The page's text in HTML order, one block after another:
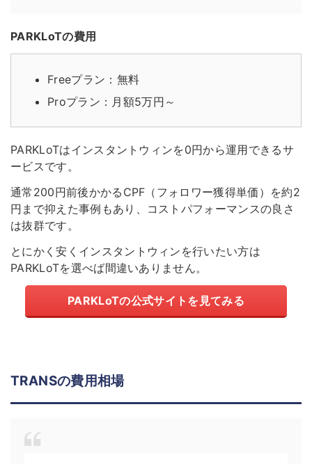
PARKLoTの費用
Freeプラン：無料
Proプラン：月額5万円～
PARKLoTはインスタントウィンを0円から運用できるサ
ービスです。
通常200円前後かかるCPF（フォロワー獲得単価）を約2
円まで抑えた事例もあり、コストパフォーマンスの良さ
は抜群です。
とにかく安くインスタントウィンを行いたい方は
PARKLoTを選べば間違いありません。
PARKLoTの公式サイトを見てみる
TRANSの費用相場